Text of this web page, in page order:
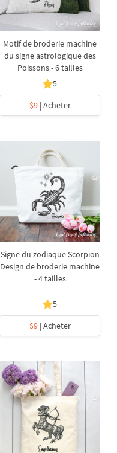
Motif de broderie machine
du signe astrologique des
Poissons - 6 tailles
5
$9| Acheter
Signe du zodiaque Scorpion
Design de broderie machine
- 4 tailles
5
$9| Acheter